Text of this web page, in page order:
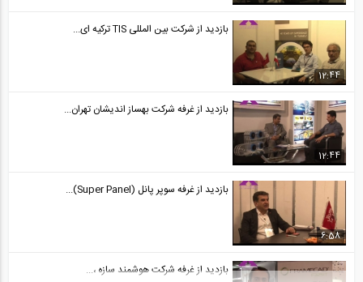
12:44
بازدید از شرکت بین المللی TIS ترکیه ای...
12:44
بازدید از غرفه شرکت بهساز اندیشان تهران...
6:58
بازدید از غرفه سوپر پانل (Super Panel)...
بازدید از غرفه شرکت هوشمند سازه ،...